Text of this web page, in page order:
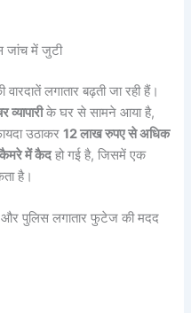
जांच में जुटी
वारदातें लगातार बढ़ती जा रही हैं।
व्यापारीके घर से सामने आया है,
उठाकर12 लाख रुपए से अधिक
कैमरे में कैदहो गई है, जिसमें एक
है।
और पुलिस लगातार फुटेज की मदद